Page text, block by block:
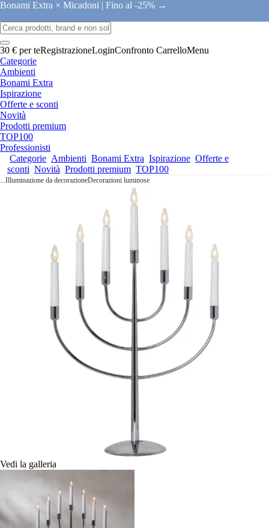
Bonami Extra × Micadoni | Fino al -25% →
30 € per teRegistrazioneLoginConfronto CarrelloMenu
Categorie
Ambienti
Bonami Extra
Ispirazione
Offerte e sconti
Novità
Prodotti premium
TOP100
Professionisti
Categorie Ambienti Bonami Extra Ispirazione Offerte e
sconti Novità Prodotti premium TOP100
...Illuminazione da decorazioneDecorazioni luminose
Vedi la galleria